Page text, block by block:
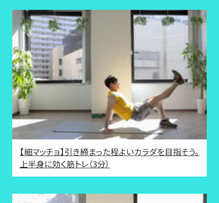
【細マッチョ】引き締まった程よいカラダを目指そう。
上半身に効く筋トレ（3分）